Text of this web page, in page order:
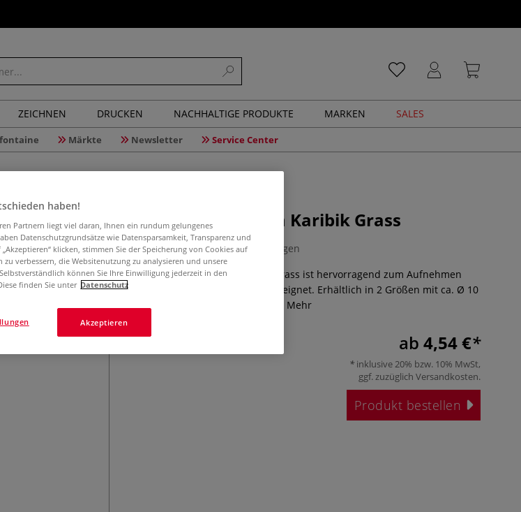
ZEICHNEN DRUCKEN NACHHALTIGE PRODUKTE MARKEN SALES
Märkte Newsletter Service Center
Aquarellschwamm Karibik Grass
0 Bewertungen
Der Aquarellschwamm Karibik Grass ist hervorragend zum Aufnehmen
überschüssiger Aquarellfarbe geeignet. Erhältlich in 2 Größen mit ca. Ø 10
cm - 12 cm und 12 cm - 14 cm.
Mehr
ab 4,54 €
inklusive 20% bzw. 10% MwSt,
ggf. zuzüglich Versandkosten.
Produkt bestellen
haben!
Partnern liegt viel daran, Ihnen ein rundum gelungenes
Datenschutzgrundsätze wie Datensparsamkeit, Transparenz und
klicken, stimmen Sie der Speicherung von Cookies auf
verbessern, die Websitenutzung zu analysieren und unsere
können Sie Ihre Einwilligung jederzeit in den
finden Sie unter Datenschutz
Akzeptieren